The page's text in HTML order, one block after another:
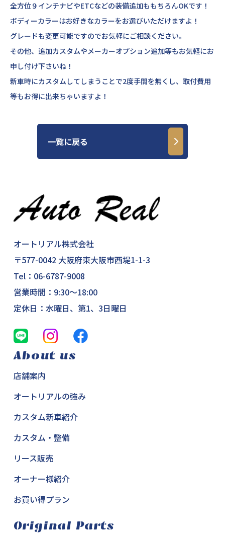
全方位９インチナビやETCなどの装備追加ももちろんOKです！
ボディーカラーはお好きなカラーをお選びいただけますよ！
グレードも変更可能ですのでお気軽にご相談ください。
その他、追加カスタムやメーカーオプション追加等もお気軽にお
申し付け下さいね！
新車時にカスタムしてしまうことで2度手間を無くし、取付費用
等もお得に出来ちゃいますよ！
一覧に戻る
オートリアル株式会社
〒577-0042 大阪府東大阪市西堤1-1-3
Tel： 06-6787-9008
営業時間：9:30～18:00
定休日：水曜日、第1、3日曜日
About us
店舗案内
オートリアルの強み
カスタム新車紹介
カスタム・整備
リース販売
オーナー様紹介
お買い得プラン
Original Parts